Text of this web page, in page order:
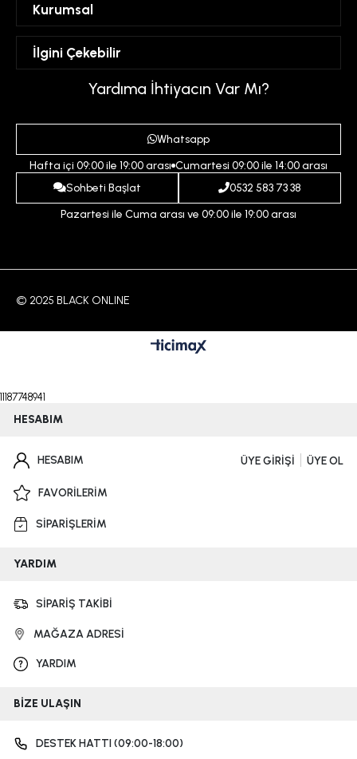
Hesabım
Favorilerim
Kurumsal
Mesafeli Satış Sözleşmesi
Üyelik Sözleşmesi
Gizlilik ve Güvenlik Politikası
Ödeme ve Teslimat Koşulları
İptal ve İade Koşulları
İlgini Çekebilir
İndirim
Yardıma İhtiyacın Var Mı?
Whatsapp
Hafta içi 09:00 ile 19:00 arası Cumartesi 09:00 ile 14:00 arası
Sohbeti Başlat
0532 583 73 38
Pazartesi ile Cuma arası ve 09:00 ile 19:00 arası
© 2025 BLACK ONLINE
11187748941
HESABIM
HESABIM ÜYE GİRİŞİ ÜYE OL
FAVORİLERİM
SİPARİŞLERİM
YARDIM
SİPARİŞ TAKİBİ
MAĞAZA ADRESİ
YARDIM
BİZE ULAŞIN
DESTEK HATTI (09:00-18:00)